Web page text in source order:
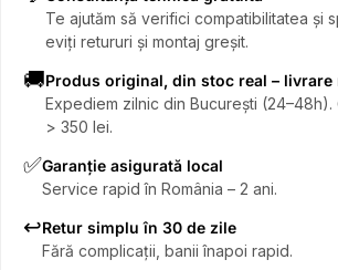
Te ajutăm să verifici compatibilitatea și
eviți retururi și montaj greșit.
🚚Produs original, din stoc real – livrare
Expediem zilnic din București (24–48h).
> 350 lei.
✅Garanție asigurată local
Service rapid în România – 2 ani.
↩️Retur simplu în 30 de zile
Fără complicații, banii înapoi rapid.